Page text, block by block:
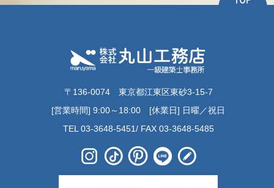
〒136-0074 東京都江東区東砂3-15-7
[営業時間] 9:00～18:00 [休業日] 日曜／祝日
TEL 03-3648-5451/ FAX 03-3648-5485